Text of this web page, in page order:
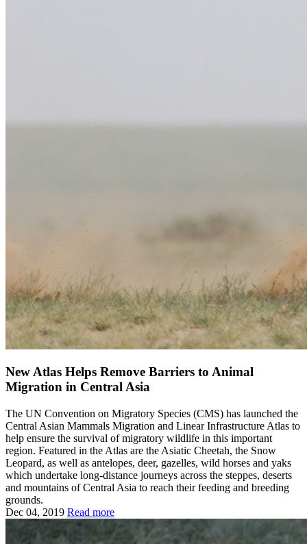
New Atlas Helps Remove Barriers to Animal
Migration in Central Asia
The UN Convention on Migratory Species (CMS) has launched the
Central Asian Mammals Migration and Linear Infrastructure Atlas to
help ensure the survival of migratory wildlife in this important
region. Featured in the Atlas are the Asiatic Cheetah, the Snow
Leopard, as well as antelopes, deer, gazelles, wild horses and yaks
which undertake long-distance journeys across the steppes, deserts
and mountains of Central Asia to reach their feeding and breeding
grounds.
Dec 04, 2019 Read more